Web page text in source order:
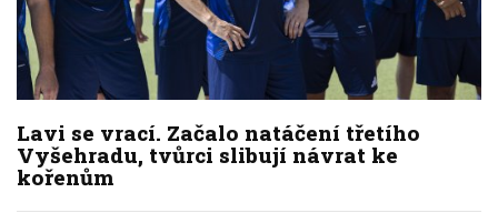
Lavi se vrací. Začalo natáčení třetího
Vyšehradu, tvůrci slibují návrat ke
kořenům